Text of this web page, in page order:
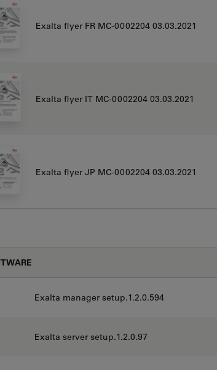
Exalta flyer FR MC-0002204 03.03.2021
Exalta flyer IT MC-0002204 03.03.2021
Exalta flyer JP MC-0002204 03.03.2021
Exalta manager setup.1.2.0.594
Exalta server setup.1.2.0.97